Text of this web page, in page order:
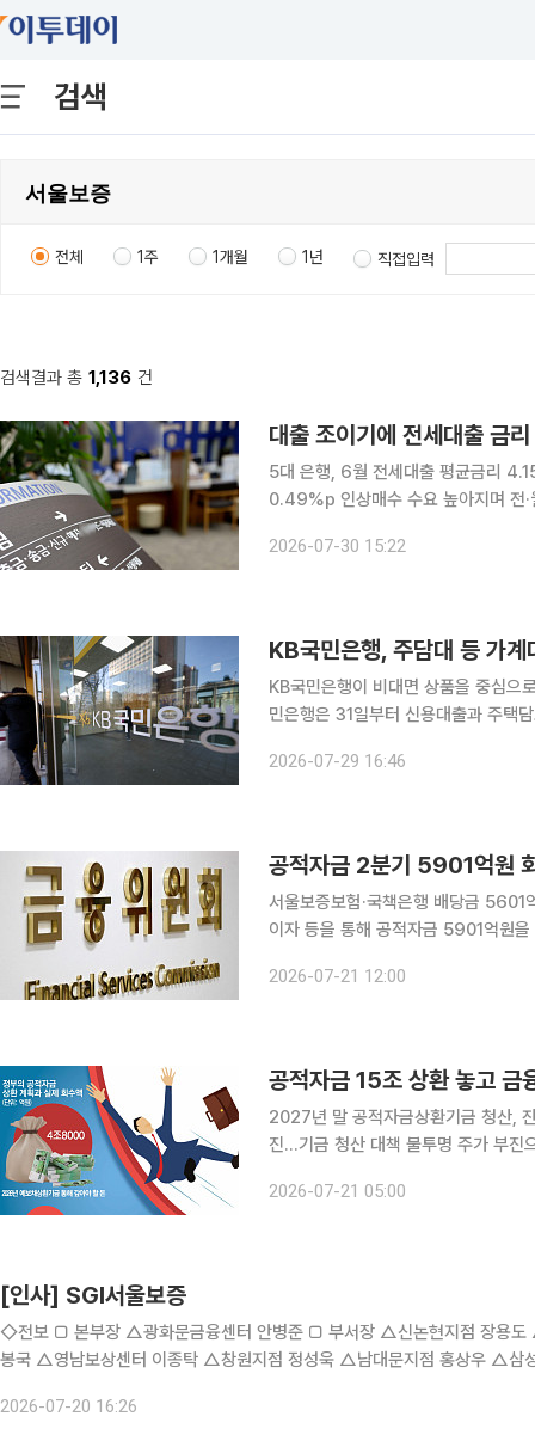
검색
전체 1주 1개월 1년 직접입력
검색결과 총 1,136 건
대출 조이기에 전세대출 금
5대 은행, 6월 전세대출 평균금리
0.49%p 인상매수 수요 높아지며 전·월세도 줄어⋯이
전세대출 취급 금리가 오름세를 보인
2026-07-30 15:22
KB국민은행, 주담대 등 가
KB국민은행이 비대면 상품을 중심으로 주요 가계대
민은행은 31일부터 신용대출과 주택
2026-07-29 16:46
공적자금 2분기 5901억원
서울보증보험·국책은행 배당금 5601억원…누적 회수액
이자 등을 통해 공적자금 5901억원
계됐다고 21일 밝혔다. 1997년 11월
2026-07-21 12:00
2027년 말 공적자금상환기금 청산,
진…기금 청산 대책 불투명 주가 부진으로 한화생명과 서울보증보험의 지분 매각이 지연되면서 15
을 피해 재정을 우선 투입하자는 금융
2026-07-21 05:00
[인사] SGI서울보증
◇전보 □ 본부장 △광화문금융센터 안병준 □ 부서장 △신논현지점 장용도 △성남지점 박진규 △역삼지점 김경록 △구로디지털지점 서
봉국 △영남보상센터 이종탁 △창원지점 정성욱 △남대문지점 홍상우 △
2026-07-20 16:26